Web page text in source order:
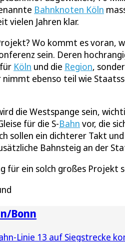
Bahnknoten Köln
vielen Jahren klar.
Wo kommt es voran,
sein. Deren
Köln und die Region,
ebenso teil wie
die Westspange sein,
für die S-Bahn vor, die
sollen ein dichterer Takt
Bahnsteig an der
für ein solch großes Projekt
Bonn
Linie 13 auf Siegstrecke